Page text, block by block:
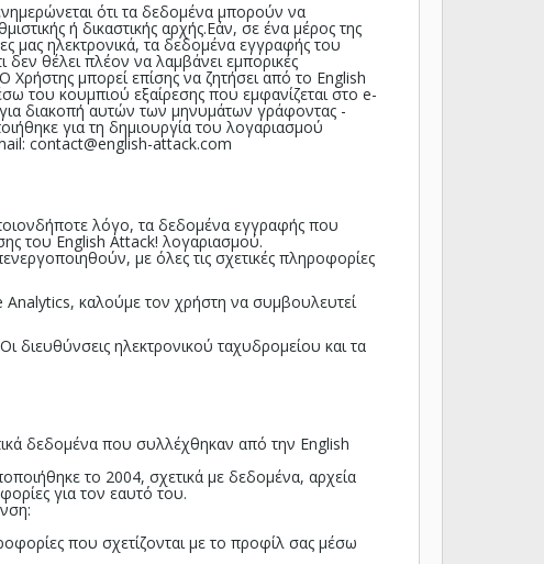
ότι τα δεδομένα μπορούν να
ή δικαστικής αρχής.Εάν, σε ένα μέρος της
μας ηλεκτρονικά, τα δεδομένα εγγραφής του
θέλει πλέον να λαμβάνει εμπορικές
μπορεί επίσης να ζητήσει από το English
του κουμπιού εξαίρεσης που εμφανίζεται στο e-
διακοπή αυτών των μηνυμάτων γράφοντας -
για τη δημιουργία του λογαριασμού
contact@english-attack.com
λόγο, τα δεδομένα εγγραφής που
του English Attack! λογαριασμού.
με όλες τις σχετικές πληροφορίες
καλούμε τον χρήστη να συμβουλευτεί
διευθύνσεις ηλεκτρονικού ταχυδρομείου και τα
δεδομένα που συλλέχθηκαν από την English
το 2004, σχετικά με δεδομένα, αρχεία
για τον εαυτό του.
που σχετίζονται με το προφίλ σας μέσω